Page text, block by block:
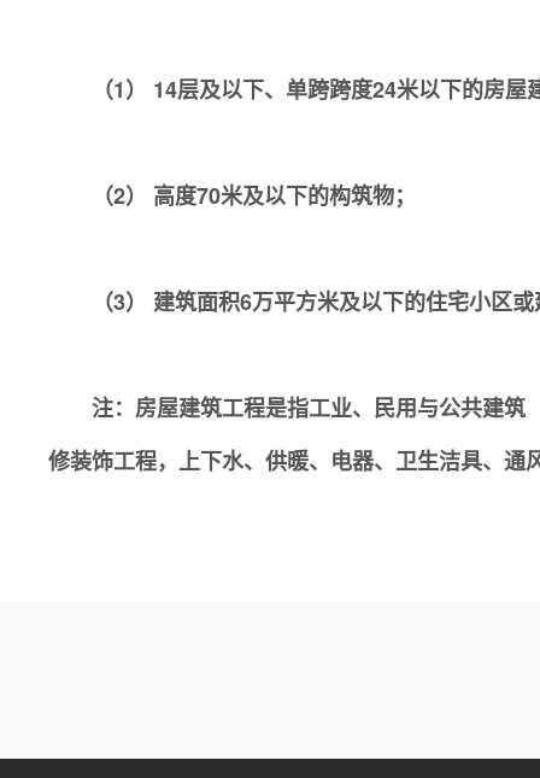
（1） 14层及以下、单跨跨度24米以下的房屋
（2） 高度70米及以下的构筑物；
（3） 建筑面积6万平方米及以下的住宅小区或
注：房屋建筑工程是指工业、民用与公共建筑
修装饰工程，上下水、供暖、电器、卫生洁具、通